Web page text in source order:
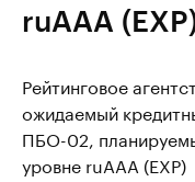
ruAAA
Рейтинговое
ожидаемый
ПБО-02,
уровне ruAAA (EXP)